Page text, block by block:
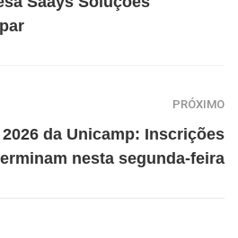
PRÓXIMO
da Unicamp: Inscrições
nesta segunda-feira